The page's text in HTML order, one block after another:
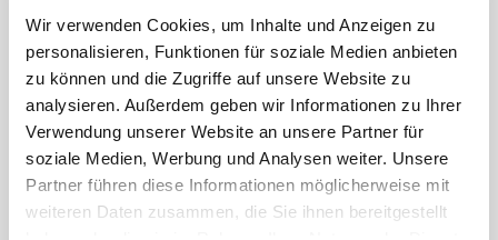
Wir verwenden Cookies, um Inhalte und Anzeigen zu
personalisieren, Funktionen für soziale Medien anbieten
zu können und die Zugriffe auf unsere Website zu
analysieren. Außerdem geben wir Informationen zu Ihrer
Verwendung unserer Website an unsere Partner für
soziale Medien, Werbung und Analysen weiter. Unsere
Partner führen diese Informationen möglicherweise mit
weiteren Daten zusammen, die Sie ihnen bereitgestellt
Derzeit vergriffen